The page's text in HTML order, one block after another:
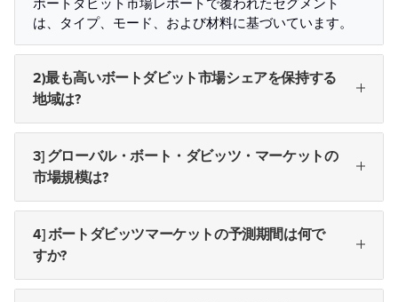
ボートダビット市場レポートで覆われたセグメント
は、タイプ、モード、および材料に基づいています。
2)最も高いボートダビット市場シェアを保持する
地域は?
3] グローバル・ボート・ダビッツ・マーケットの
市場規模は?
4] ボートダビッツマーケットの予測期間は何で
すか?